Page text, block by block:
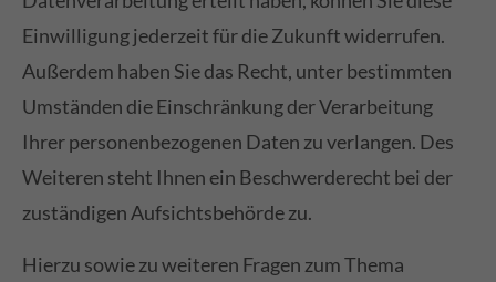
Einwilligung jederzeit für die Zukunft widerrufen.
Außerdem haben Sie das Recht, unter bestimmten
Umständen die Einschränkung der Verarbeitung
Ihrer personenbezogenen Daten zu verlangen. Des
Weiteren steht Ihnen ein Beschwerderecht bei der
zuständigen Aufsichtsbehörde zu.
Hierzu sowie zu weiteren Fragen zum Thema